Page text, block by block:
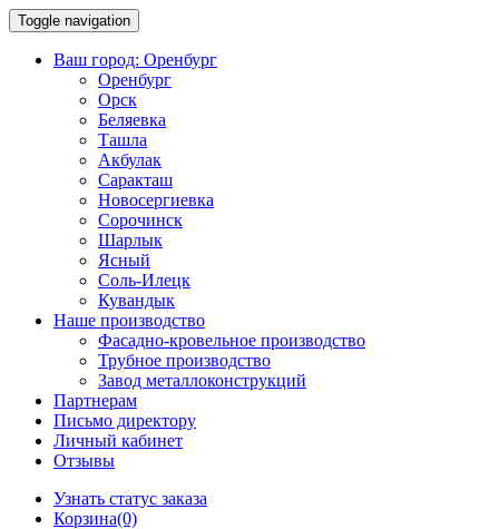
Toggle navigation
Ваш город: Оренбург
Оренбург
Орск
Беляевка
Ташла
Акбулак
Саракташ
Новосергиевка
Сорочинск
Шарлык
Ясный
Соль-Илецк
Кувандык
Наше производство
Фасадно-кровельное производство
Трубное производство
Завод металлоконструкций
Партнерам
Письмо директору
Личный кабинет
Отзывы
Узнать статус заказа
Корзина(0)